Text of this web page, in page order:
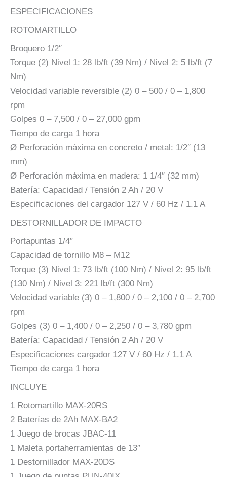
ESPECIFICACIONES
ROTOMARTILLO
Broquero 1/2″
Torque (2) Nivel 1: 28 lb/ft (39 Nm) / Nivel 2: 5 lb/ft (7
Nm)
Velocidad variable reversible (2) 0 – 500 / 0 – 1,800
rpm
Golpes 0 – 7,500 / 0 – 27,000 gpm
Tiempo de carga 1 hora
Ø Perforación máxima en concreto / metal: 1/2″ (13
mm)
Ø Perforación máxima en madera: 1 1/4″ (32 mm)
Batería: Capacidad / Tensión 2 Ah / 20 V
Especificaciones del cargador 127 V / 60 Hz / 1.1 A
DESTORNILLADOR DE IMPACTO
Portapuntas 1/4″
Capacidad de tornillo M8 – M12
Torque (3) Nivel 1: 73 lb/ft (100 Nm) / Nivel 2: 95 lb/ft
(130 Nm) / Nivel 3: 221 lb/ft (300 Nm)
Velocidad variable (3) 0 – 1,800 / 0 – 2,100 / 0 – 2,700
rpm
Golpes (3) 0 – 1,400 / 0 – 2,250 / 0 – 3,780 gpm
Batería: Capacidad / Tensión 2 Ah / 20 V
Especificaciones cargador 127 V / 60 Hz / 1.1 A
Tiempo de carga 1 hora
INCLUYE
1 Rotomartillo MAX-20RS
2 Baterías de 2Ah MAX-BA2
1 Juego de brocas JBAC-11
1 Maleta portaherramientas de 13″
1 Destornillador MAX-20DS